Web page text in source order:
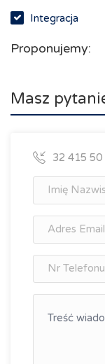
Integracja
Proponujemy:
Masz
32 415 50